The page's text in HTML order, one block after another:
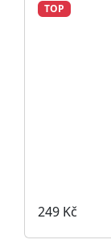
TOP
249 Kč